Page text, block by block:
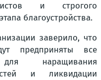
и строгого
благоустройства.
заверило, что
предприняты все
наращивания
и ликвидации